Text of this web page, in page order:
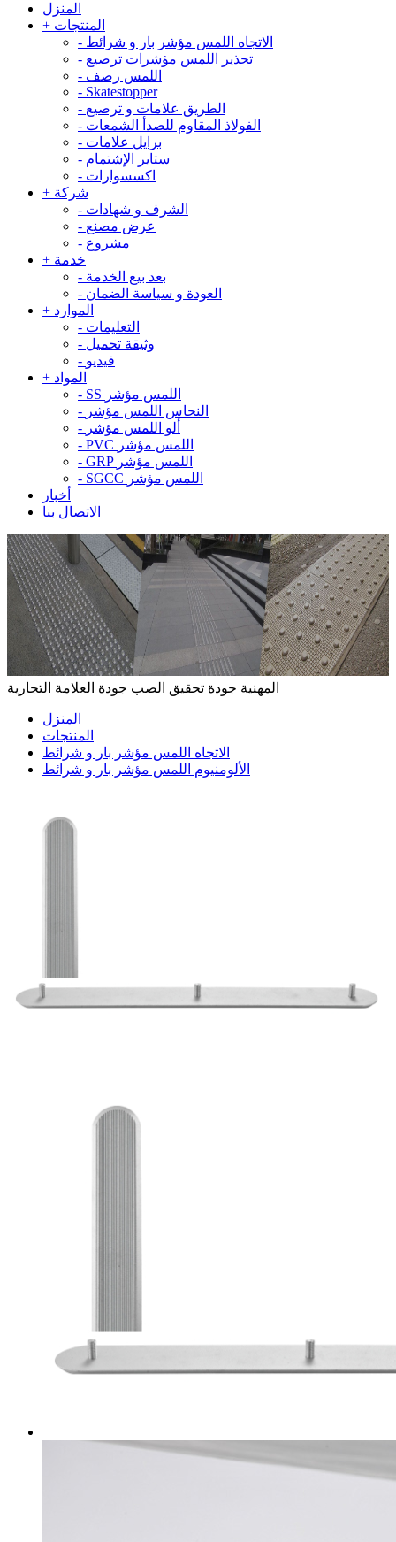
المنزل
+ المنتجات
- الاتجاه اللمس مؤشر بار و شرائط
- تحذير اللمس مؤشرات ترصيع
- اللمس رصف
- Skatestopper
- الطريق علامات و ترصيع
- الفولاذ المقاوم للصدأ الشمعات
- برايل علامات
- ستاير الإشتمام
- اكسسوارات
+ شركة
- الشرف و شهادات
- عرض مصنع
- مشروع
+ خدمة
- بعد بيع الخدمة
- العودة و سياسة الضمان
+ الموارد
- التعليمات
- وثيقة تحميل
- فيديو
+ المواد
-
SS اللمس مؤشر
- النحاس اللمس مؤشر
- ألو اللمس مؤشر
-
PVC اللمس مؤشر
-
GRP اللمس مؤشر
-
SGCC اللمس مؤشر
أخبار
الاتصال بنا
المهنية جودة تحقيق الصب جودة العلامة التجارية
المنزل
المنتجات
الاتجاه اللمس مؤشر بار و شرائط
الألومنيوم اللمس مؤشر بار و شرائط